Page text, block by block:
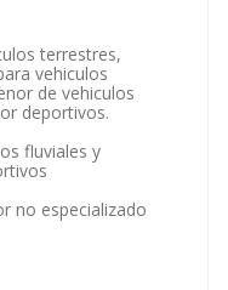
terrestres,
vehiculos
de vehiculos
deportivos.
fluviales y
no especializado